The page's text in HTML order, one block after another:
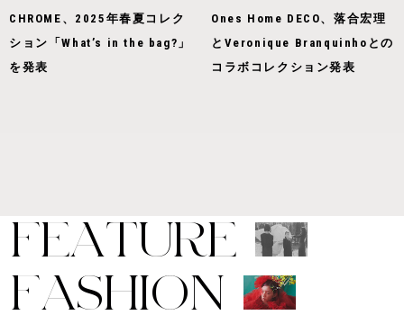
CHROME、2025年春夏コレク
ション「What’s in the bag?」
を発表
Ones Home DECO、落合宏理
とVeronique Branquinhoとの
コラボコレクション発表
FEATURE
FASHION